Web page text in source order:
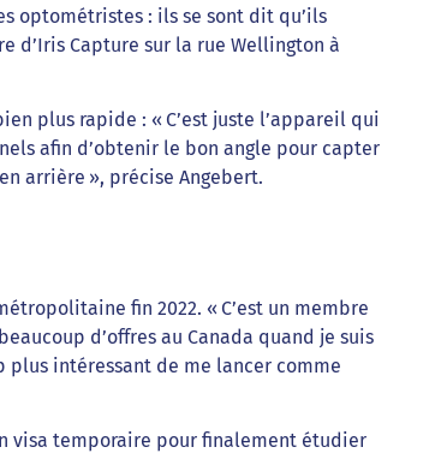
optométristes : ils se sont dit qu’ils
d’Iris Capture sur la rue Wellington à
plus rapide : « C’est juste l’appareil qui
afin d’obtenir le bon angle pour capter
arrière », précise Angebert.
fin 2022. « C’est un membre
d’offres au Canada quand je suis
plus intéressant de me lancer comme
visa temporaire pour finalement étudier